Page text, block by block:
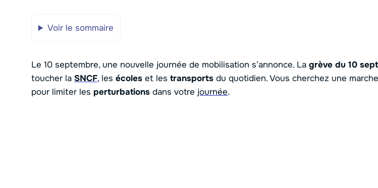
Voir le sommaire
Le 10 septembre, une nouvelle journée de mobilisation s’annonce. La grève du 10
toucher la SNCF, les écoles et les transports du quotidien. Vous cherchez une
pour limiter les perturbations dans votre journée.